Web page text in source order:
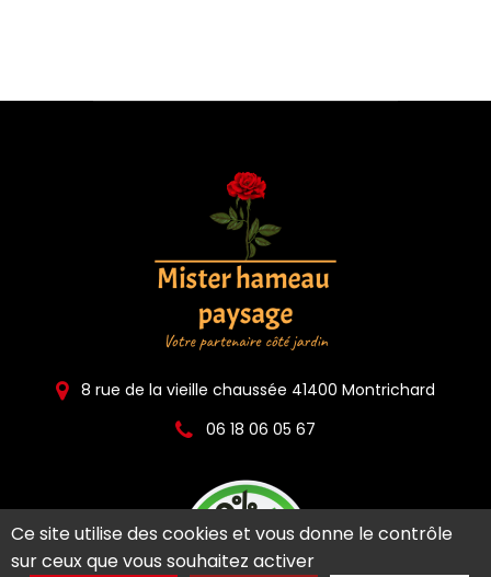
8 rue de la vieille chaussée 41400 Montrichard
06 18 06 05 67
Ce site utilise des cookies et vous donne le contrôle
sur ceux que vous souhaitez activer